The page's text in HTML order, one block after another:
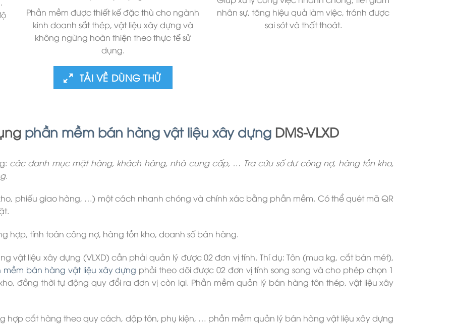
Phần mềm được thiết kế đặc thù cho ngành
kinh doanh sắt thép, vật liệu xây dựng và
không ngừng hoàn thiện theo thực tế sử
dụng.
nhân sự, tăng hiệu quả làm việc, tránh được
sai sót và thất thoát.
TẢI VỀ DÙNG THỬ
phần mềm bán hàng vật liệu xây dựng DMS-VLXD
các danh mục mặt hàng, khách hàng, nhà cung cấp, … Tra cứu số dư công nợ, hàng tồn kho,
.
phiếu giao hàng, …) một cách nhanh chóng và chính xác bằng phần mềm. Có thể quét mã QR
hợp, tính toán công nợ, hàng tồn kho, doanh số bán hàng.
vật liệu xây dựng (VLXD) cần phải quản lý được 02 đơn vị tính. Thí dụ: Tôn (mua kg, cắt bán mét),
mềm bán hàng vật liệu xây dựng phải theo dõi được 02 đơn vị tính song song và cho phép chọn 1
đồng thời tự động quy đổi ra đơn vị còn lại. Phần mềm quản lý bán hàng tôn thép, vật liệu xây
hợp cắt hàng theo quy cách, dập tôn, phụ kiện, … phần mềm quản lý bán hàng vật liệu xây dựng